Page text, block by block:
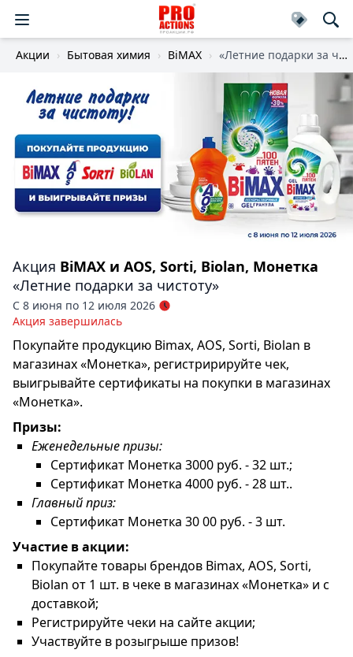
Акции Бытовая химия BiMAX «Летние подарки за чистоту»
Акция BiMAX и AOS, Sorti, Biolan, Монетка
«Летние подарки за чистоту»
С 8 июня по 12 июля 2026
Акция завершилась
Покупайте продукцию Bimax, AOS, Sorti, Biolan в
магазинах «Монетка», регистририруйте чек,
выигрывайте сертификаты на покупки в магазинах
«Монетка».
Призы:
Еженедельные призы:
Сертификат Монетка 3000 руб. - 32 шт.;
Сертификат Монетка 4000 руб. - 28 шт..
Главный приз:
Сертификат Монетка 30 00 руб. - 3 шт.
Участие в акции:
Покупайте товары брендов Bimax, AOS, Sorti,
Biolan от 1 шт. в чеке в магазинах «Монетка» и с
доставкой;
Регистрируйте чеки на сайте акции;
Участвуйте в розыгрыше призов!